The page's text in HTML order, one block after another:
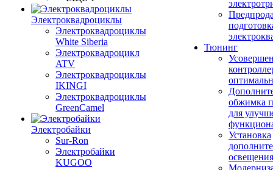
Электроквадроциклы
Электроквадроциклы
White Siberia
Электроквадроцикл
ATV
Электроквадроциклы
IKINGI
Электроквадроциклы
GreenCamel
Электробайки
Sur-Ron
Электробайки
KUGOO
Тюнинг
обжимка
для
Установка
освещения